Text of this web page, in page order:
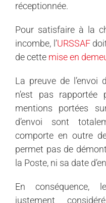
réceptionnée.
Pour satisfaire à la
incombe, l’URSSAF
de cette mise en
La preuve de l’envoi
n’est pas rapportée
mentions portées
d’envoi sont
comporte en outre
permet pas de
la Poste, ni sa date
En conséquence,
justement